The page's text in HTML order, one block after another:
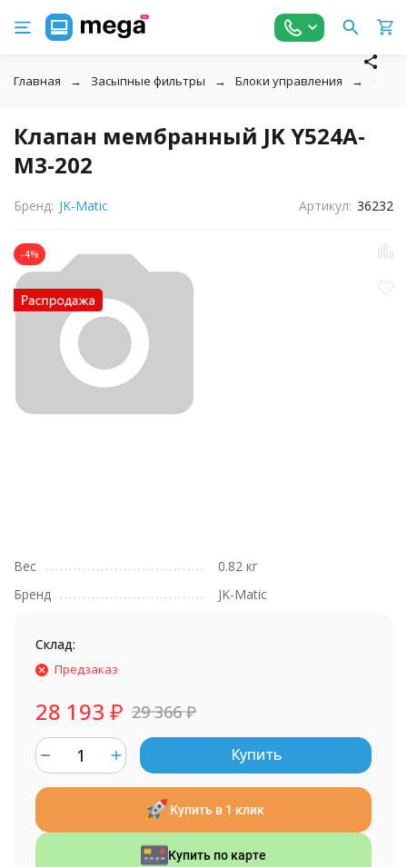
Главная Засыпные фильтры Блоки управления
Клапан мембранный JK Y524A-
M3-202
Бренд: JK-Matic Артикул: 36232
-4%
Вес
0.82 кг
Бренд
JK-Matic
Склад:
Предзаказ
28 193 ₽ 29 366₽
Купить
Купить в 1 клик
Купить по карте